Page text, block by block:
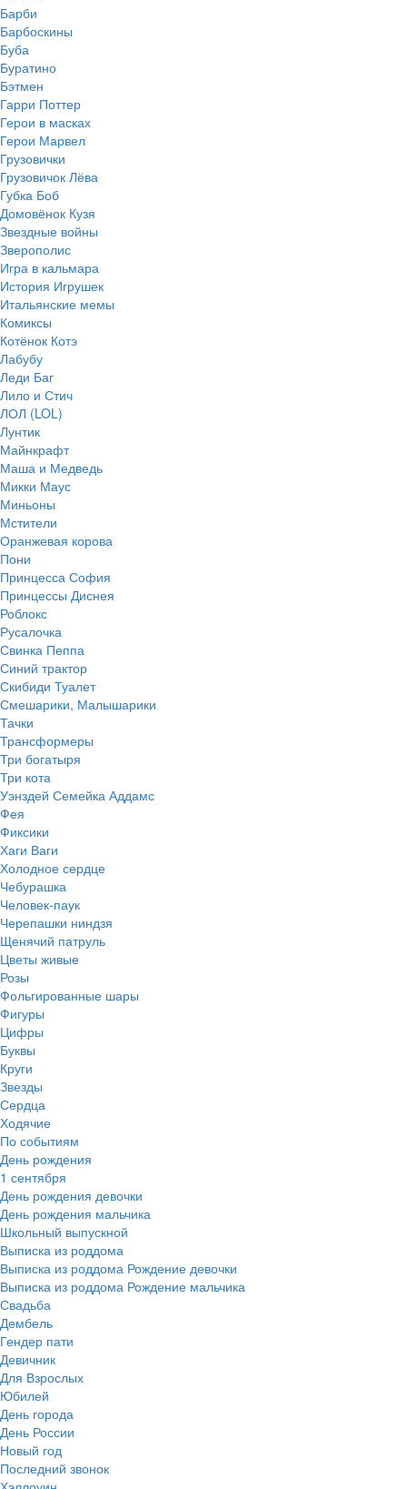
Барби
Барбоскины
Буба
Буратино
Бэтмен
Гарри Поттер
Герои в масках
Герои Марвел
Грузовички
Грузовичок Лёва
Губка Боб
Домовёнок Кузя
Звездные войны
Зверополис
Игра в кальмара
История Игрушек
Итальянские мемы
Комиксы
Котёнок Котэ
Лабубу
Леди Баг
Лило и Стич
ЛОЛ (LOL)
Лунтик
Майнкрафт
Маша и Медведь
Микки Маус
Миньоны
Мстители
Оранжевая корова
Пони
Принцесса София
Принцессы Диснея
Роблокс
Русалочка
Свинка Пеппа
Синий трактор
Скибиди Туалет
Смешарики, Малышарики
Тачки
Трансформеры
Три богатыря
Три кота
Уэнздей Семейка Аддамс
Фея
Фиксики
Хаги Ваги
Холодное сердце
Чебурашка
Человек-паук
Черепашки ниндзя
Щенячий патруль
Цветы живые
Розы
Фольгированные шары
Фигуры
Цифры
Буквы
Круги
Звезды
Сердца
Ходячие
По событиям
День рождения
1 сентября
День рождения девочки
День рождения мальчика
Школьный выпускной
Выписка из роддома
Выписка из роддома Рождение девочки
Выписка из роддома Рождение мальчика
Свадьба
Дембель
Гендер пати
Девичник
Для Взрослых
Юбилей
День города
День России
Новый год
Последний звонок